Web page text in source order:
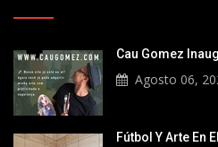
Cau Gomez
Agosto 06,
Fútbol Y Arte En